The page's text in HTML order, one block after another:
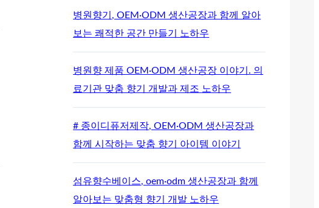
병원향기, OEM·ODM 생산공장과 함께 알아
보는 쾌적한 공간 만들기 노하우
병원향 제품 OEM·ODM 생산공장 이야기. 의
료기관 맞춤 향기 개발과 제조 노하우
# 종이디퓨저제작, OEM·ODM 생산공장과
함께 시작하는 맞춤 향기 아이템 이야기
섬유향수베이스, oem·odm 생산공장과 함께
알아보는 맞춤형 향기 개발 노하우